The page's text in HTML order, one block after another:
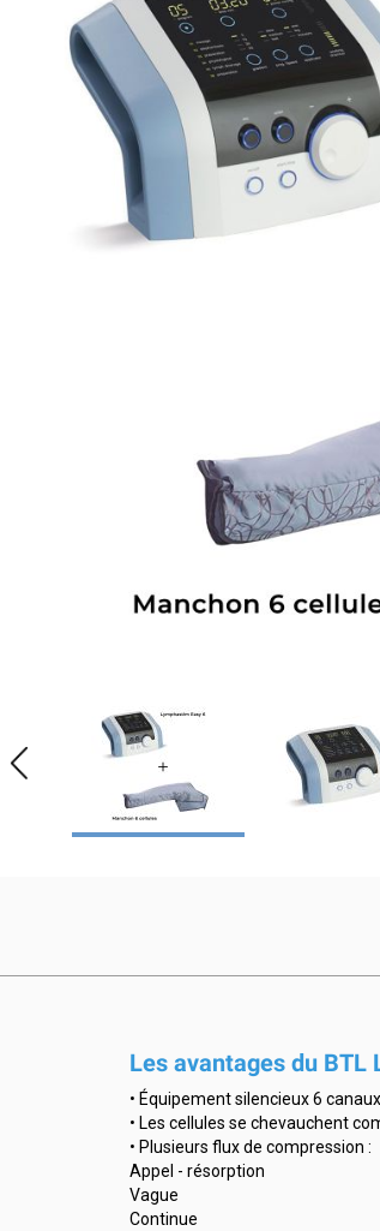
Les avantages du BTL
• Équipement silencieux 6
• Les cellules se chevauchent
• Plusieurs flux de compression :
Appel - résorption
Vague
Continue